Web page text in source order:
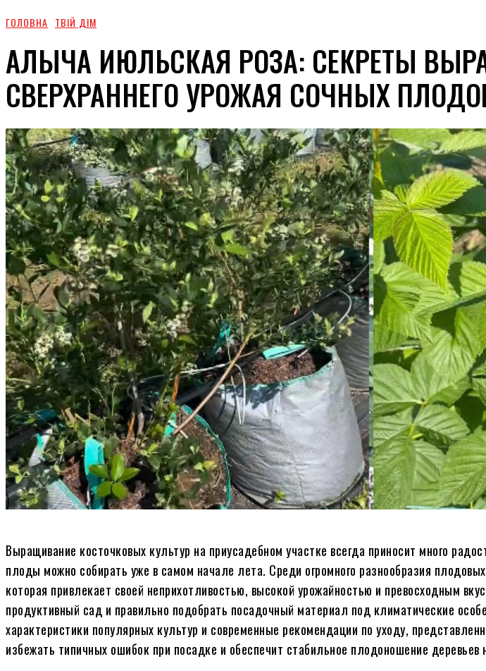
ГОЛОВНА ТВІЙ ДІМ
АЛЫЧА ИЮЛЬСКАЯ РОЗА: СЕКРЕТЫ
СВЕРХРАННЕГО УРОЖАЯ СОЧНЫХ
Выращивание косточковых культур на приусадебном участке всегда приносит много
плоды можно собирать уже в самом начале лета. Среди огромного разнообразия
которая привлекает своей неприхотливостью, высокой урожайностью и превосходным
продуктивный сад и правильно подобрать посадочный материал под климатические
характеристики популярных культур и современные рекомендации по уходу,
избежать типичных ошибок при посадке и обеспечит стабильное плодоношение деревьев